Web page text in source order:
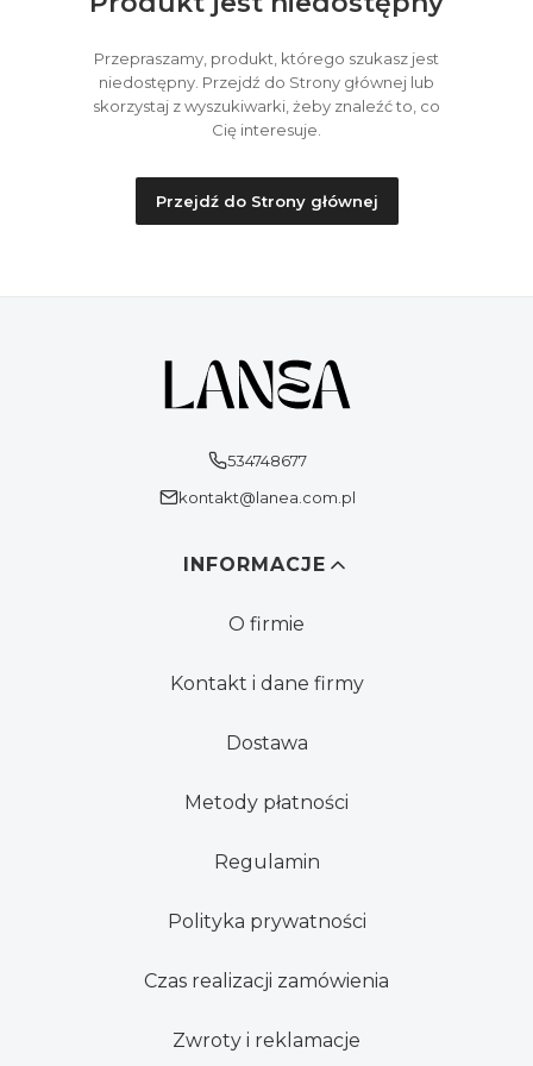
Przepraszamy, produkt, którego szukasz jest
niedostępny. Przejdź do Strony głównej lub
skorzystaj z wyszukiwarki, żeby znaleźć to, co
Cię interesuje.
Przejdź do Strony głównej
534748677
kontakt@lanea.com.pl
INFORMACJE
O firmie
Kontakt i dane firmy
Dostawa
Metody płatności
Regulamin
Polityka prywatności
Czas realizacji zamówienia
Zwroty i reklamacje